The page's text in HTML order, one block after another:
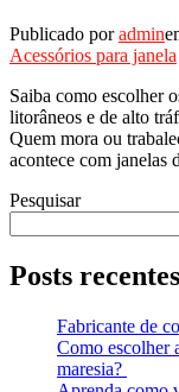
Publicado poradmin
Acessórios para janela
Saiba como escolher
litorâneos e de alto
Quem mora ou
acontece com
Pesquisar
Posts recentes
Fabricante de
Como escolher
maresia?